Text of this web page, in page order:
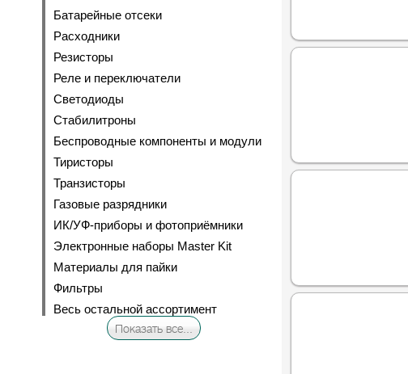
Батарейные отсеки
Расходники
Резисторы
Реле и переключатели
Светодиоды
Стабилитроны
Беспроводные компоненты и модули
Тиристоры
Транзисторы
Газовые разрядники
ИК/УФ-приборы и фотоприёмники
Электронные наборы Master Kit
Материалы для пайки
Фильтры
Весь остальной ассортимент
Показать все...